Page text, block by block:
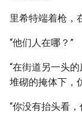
里希特端着枪，
“他们人在哪？”
“在街道另一头
堆砌的掩体下，
“你没有抬头看，